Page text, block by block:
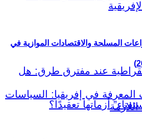
المسلحة والاقتصادات الموازية في